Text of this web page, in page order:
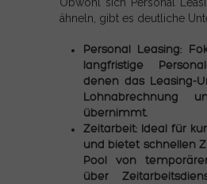
ähneln, gibt es deutliche
Personal Leasing:
langfristige
denen das Leasing-
Lohnabrechnung
übernimmt.
Zeitarbeit: Ideal für
und bietet schnellen
Pool von
über